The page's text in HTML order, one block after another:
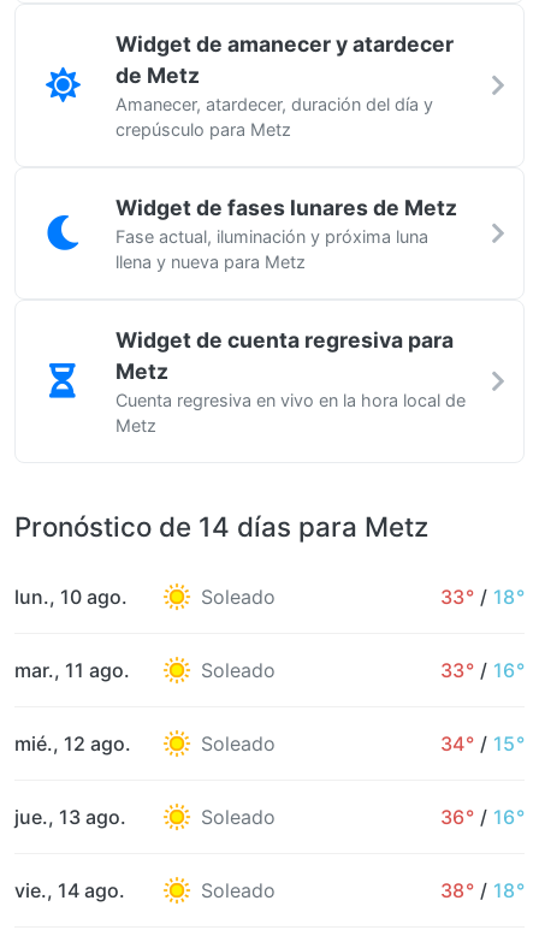
Widget de amanecer y atardecer
de Metz
Amanecer, atardecer, duración del día y
crepúsculo para Metz
Widget de fases lunares de Metz
Fase actual, iluminación y próxima luna
llena y nueva para Metz
Widget de cuenta regresiva para
Metz
Cuenta regresiva en vivo en la hora local de
Metz
Pronóstico de 14 días para Metz
lun., 10 ago. Soleado 33° / 18°
mar., 11 ago. Soleado 33° / 16°
mié., 12 ago. Soleado 34° / 15°
jue., 13 ago. Soleado 36° / 16°
vie., 14 ago. Soleado 38° / 18°